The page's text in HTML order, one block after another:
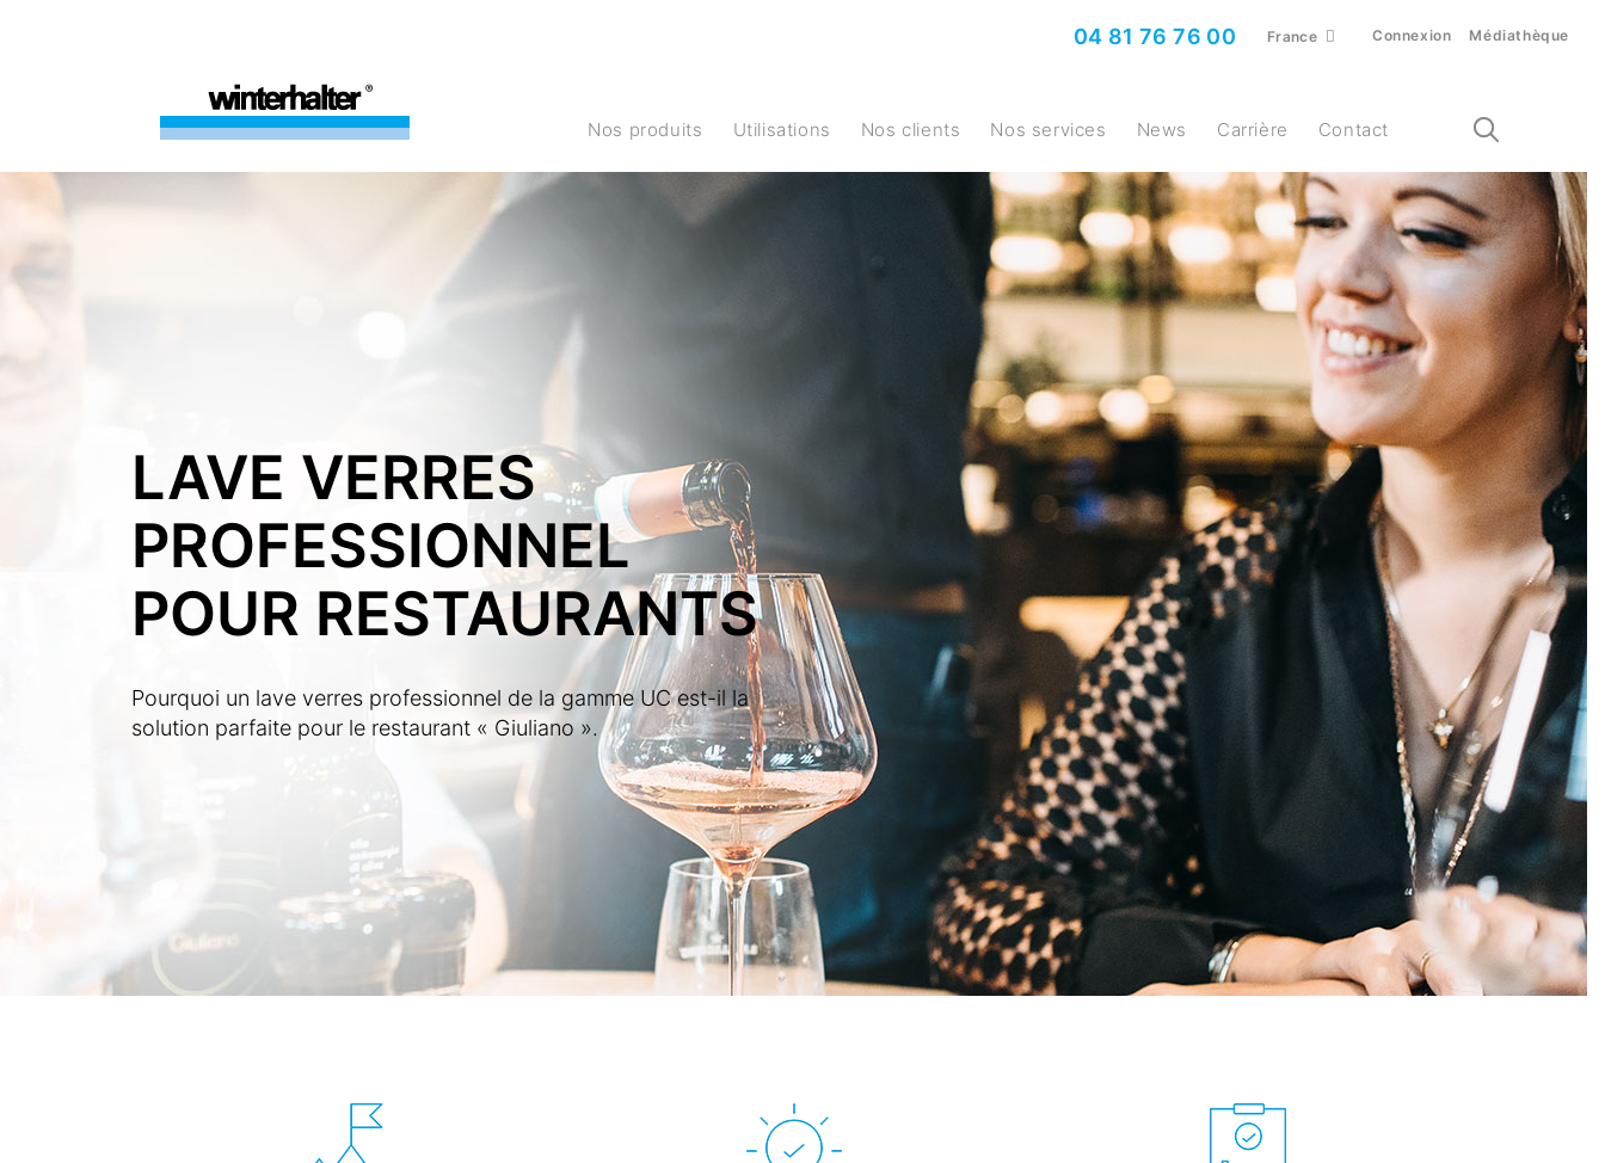
04 81 76 76 00 France Connexion Médiathèque
Nos produits Utilisations Nos clients Nos services News Carrière Contact
LAVE VERRES
PROFESSIONNEL
POUR RESTAURANTS
Pourquoi un lave verres professionnel de la gamme UC est-il la
solution parfaite pour le restaurant « Giuliano ».